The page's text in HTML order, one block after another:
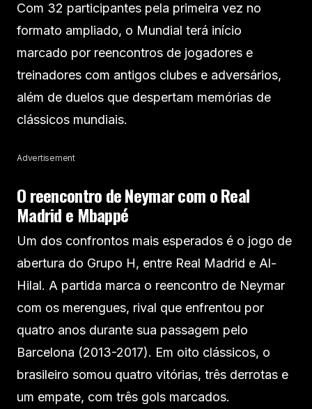
Com 32 participantes pela primeira vez no
formato ampliado, o Mundial terá início
marcado por reencontros de jogadores e
treinadores com antigos clubes e adversários,
além de duelos que despertam memórias de
clássicos mundiais.
Advertisement
O reencontro de Neymar com o Real
Madrid e Mbappé
Um dos confrontos mais esperados é o jogo de
abertura do Grupo H, entre Real Madrid e Al-
Hilal. A partida marca o reencontro de Neymar
com os merengues, rival que enfrentou por
quatro anos durante sua passagem pelo
Barcelona (2013-2017). Em oito clássicos, o
brasileiro somou quatro vitórias, três derrotas e
um empate, com três gols marcados.